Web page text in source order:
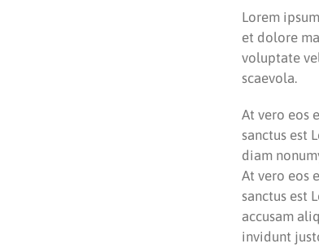
Lorem
et dolore
voluptate
scaevola.
At vero eos
sanctus est
diam
At vero eos
sanctus est
accusam
invidunt